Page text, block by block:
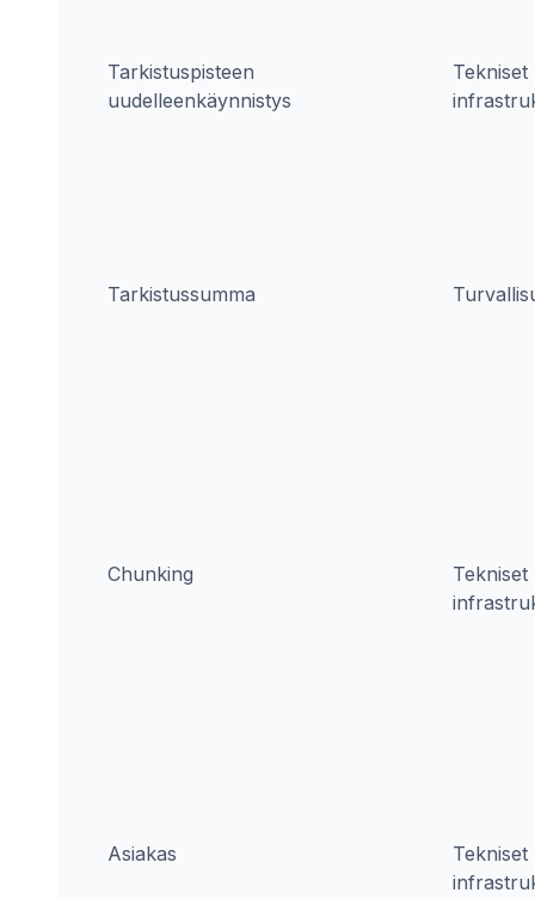
Tarkistuspisteen
uudelleenkäynnistys
Tekniset
Tarkistussumma
Chunking
Tekniset
Asiakas
Tekniset